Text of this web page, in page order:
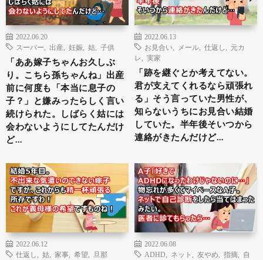
2022.06.20
スーパー
出産 妊娠 姑 子供
「ああ嫁子ちゃんお久しぶ
り。こちら孫ちゃんね」出産
前に何度も「本当に息子の
子？」と嫌みったらしく言い
続けられた。しばらく姑には
会わないようにしてたんだけ
ど…
2022.06.13
お見合い
メール 仕返し
元カ
レ
実家
「跡を継ぐとか考えてない。
君が支えてくれるなら頑張れ
る」そう言っていた男性が、
知らないうちにお見合い結婚
していた。半年後そいつから
連絡がきたんだけど…
2022.06.12
仕返し
姑 家事 希望 旦那
2022.06.08
ADHD
ネット 友やめ 指摘
自